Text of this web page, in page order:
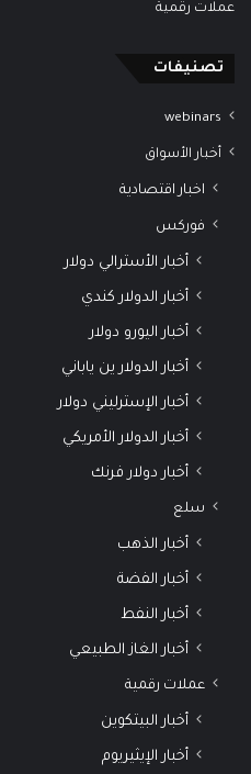
عملات رقمية
تصنيفات
webinars
أخبار الأسواق
اخبار اقتصادية
فوركس
أخبار الأسترالي دولار
أخبار الدولار كندي
أخبار اليورو دولار
أخبار الدولار ين ياباني
أخبار الإسترليني دولار
أخبار الدولار الأمريكي
أخبار دولار فرنك
سلع
أخبار الذهب
أخبار الفضة
أخبار النفط
أخبار الغاز الطبيعي
عملات رقمية
أخبار البيتكوين
أخبار الإيثيريوم